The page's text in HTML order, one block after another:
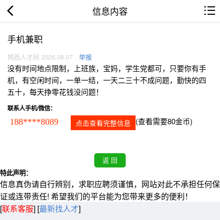
信息内容
手机兼职
揭西人才网 2026.08.07 举报
没有时间地点限制，上班族，宝妈，学生党都可，只要你有手
机，有空闲时间，一单一结，一天二三十不成问题，勤快的四
五十，每天挣零花钱没问题！
联系人手机/微信：
188****8089 点击查看完整信息 (查看需要80金币)
特此声明：
信息真伪请自行辨别，求职应聘须谨慎，网站对此不承担任何保
证或连带责任! 希望我们的平台能为您带来更多的便利！
[联系客服] [最新找人才]